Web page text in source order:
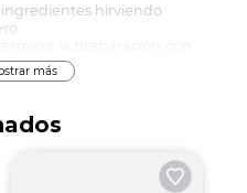
ingredientes hirviendo
potencia inicial de
más